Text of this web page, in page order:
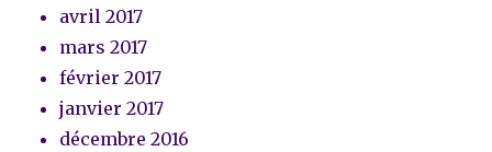
avril 2017
mars 2017
février 2017
janvier 2017
décembre 2016